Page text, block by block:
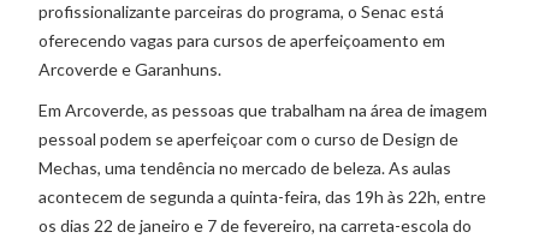
profissionalizante parceiras do programa, o Senac está
oferecendo vagas para cursos de aperfeiçoamento em
Arcoverde e Garanhuns.
Em Arcoverde, as pessoas que trabalham na área de imagem
pessoal podem se aperfeiçoar com o curso de Design de
Mechas, uma tendência no mercado de beleza. As aulas
acontecem de segunda a quinta-feira, das 19h às 22h, entre
os dias 22 de janeiro e 7 de fevereiro, na carreta-escola do